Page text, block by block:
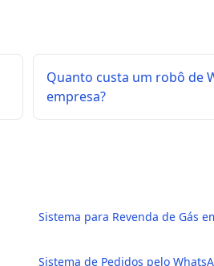
Quanto custa um robô de
empresa?
Sistema para Revenda de Gás
Sistema de Pedidos pelo